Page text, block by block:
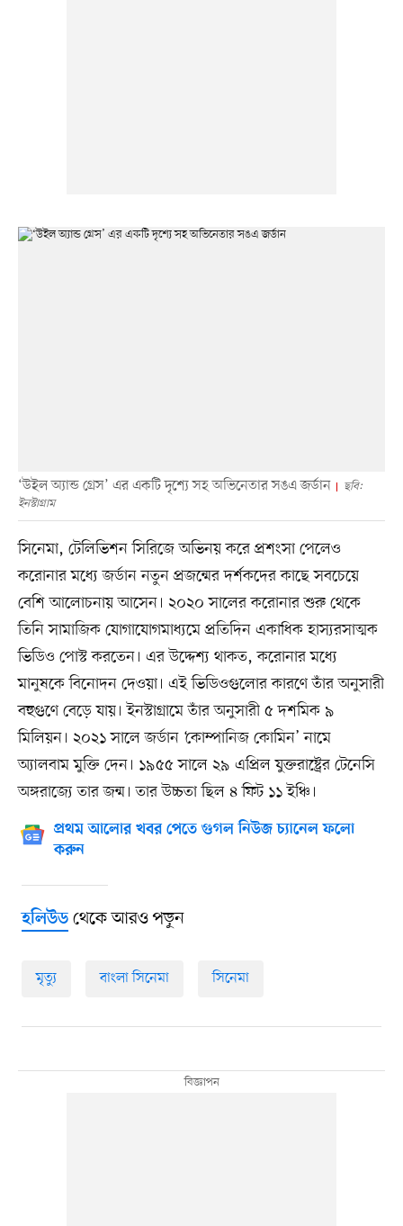
‘উইল অ্যান্ড গ্রেস’ এর একটি দৃশ্যে সহ অভিনেতার সঙএ জর্ডান
ছবি:
ইনস্টাগ্রাম
সিনেমা, টেলিভিশন সিরিজে অভিনয় করে প্রশংসা পেলেও
করোনার মধ্যে জর্ডান নতুন প্রজন্মের দর্শকদের কাছে সবচেয়ে
বেশি আলোচনায় আসেন। ২০২০ সালের করোনার শুরু থেকে
তিনি সামাজিক যোগাযোগমাধ্যমে প্রতিদিন একাধিক হাস্যরসাত্মক
ভিডিও পোস্ট করতেন। এর উদ্দেশ্য থাকত, করোনার মধ্যে
মানুষকে বিনোদন দেওয়া। এই ভিডিওগুলোর কারণে তাঁর অনুসারী
বহুগুণে বেড়ে যায়। ইনস্টাগ্রামে তাঁর অনুসারী ৫ দশমিক ৯
মিলিয়ন। ২০২১ সালে জর্ডান ‘কোম্পানিজ কোমিন’ নামে
অ্যালবাম মুক্তি দেন। ১৯৫৫ সালে ২৯ এপ্রিল যুক্তরাষ্ট্রের টেনেসি
অঙ্গরাজ্যে তার জন্ম। তার উচ্চতা ছিল ৪ ফিট ১১ ইঞ্চি।
প্রথম আলোর খবর পেতে গুগল নিউজ চ্যানেল ফলো
করুন
হলিউডথেকে আরও পড়ুন
মৃত্যু বাংলা সিনেমা সিনেমা